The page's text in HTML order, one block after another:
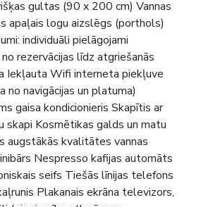
gultas (90 x 200 cm) Vannas
apaļais logu aizslēgs (porthols)
individuāli pielāgojami
rezervācijas līdz atgriešanās
Iekļauta Wifi interneta piekļuve
no navigācijas un platuma)
gaisa kondicionieris Skapītis ar
skapi Kosmētikas galds un matu
augstākās kvalitātes vannas
Nespresso kafijas automāts
seifs Tiešās līnijas telefons
Plakanais ekrāna televizors,